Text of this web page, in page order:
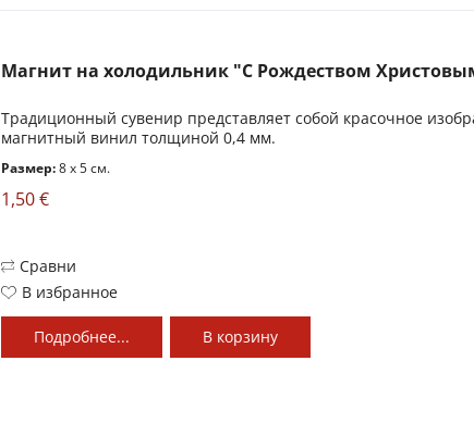
Магнит на холодильник "С Рождеством
Традиционный сувенир представляет собой красочное
магнитный винил толщиной 0,4 мм.
Размер:8 x 5 см.
1,50 €
Сравни
В избранное
Подробнее... В корзину